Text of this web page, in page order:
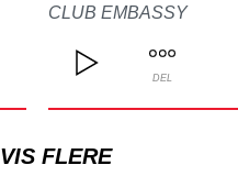
CLUB EMBASSY
DEL
VIS FLERE